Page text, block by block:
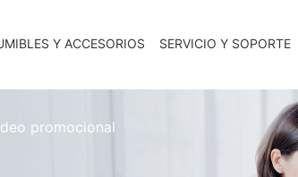
Y ACCESORIOS SERVICIO Y SOPORTE
promocional